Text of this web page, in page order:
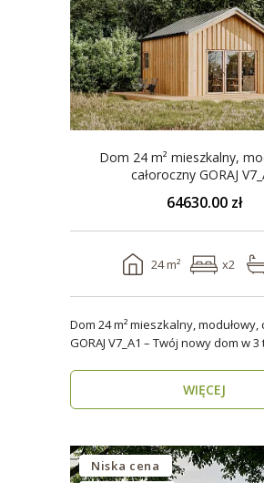
Dom 24 m² mieszkalny,
całoroczny GORAJ
64630.00 zł
24 m² x2
Dom 24 m² mieszkalny, modułowy,
GORAJ V7_A1 – Twój nowy dom w
WIĘCEJ
Niska cena